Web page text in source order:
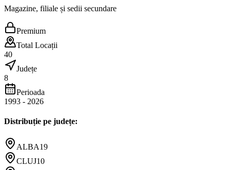
Magazine, filiale și sedii secundare
Premium
Total Locații
40
Județe
8
Perioada
1993 - 2026
Distribuție pe județe:
ALBA19
CLUJ10